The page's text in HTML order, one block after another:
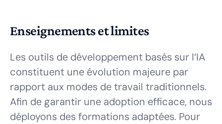
Enseignements et limites
Les outils de développement basés sur l’IA
constituent une évolution majeure par
rapport aux modes de travail traditionnels.
Afin de garantir une adoption efficace, nous
déployons des formations adaptées. Pour